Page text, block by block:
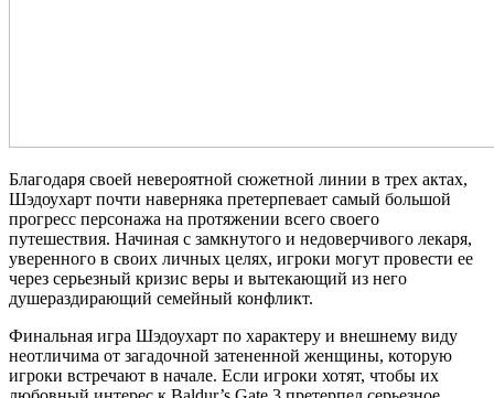
Благодаря своей невероятной сюжетной линии в трех актах,
Шэдоухарт почти наверняка претерпевает самый большой
прогресс персонажа на протяжении всего своего
путешествия. Начиная с замкнутого и недоверчивого лекаря,
уверенного в своих личных целях, игроки могут провести ее
через серьезный кризис веры и вытекающий из него
душераздирающий семейный конфликт.
Финальная игра Шэдоухарт по характеру и внешнему виду
неотличима от загадочной затененной женщины, которую
игроки встречают в начале. Если игроки хотят, чтобы их